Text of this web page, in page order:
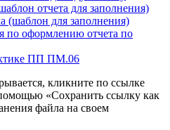
отчета для заполнения)
(шаблон для заполнения)
по оформлению отчета по
ПП ПМ.06
кликните по ссылке
«Сохранить ссылку как
файла на своем